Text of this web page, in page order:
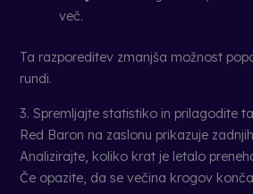
več.
Ta razporeditev zmanjša možnost
rundi.
3. Spremljajte statistiko in prilagodite
Red Baron na zaslonu prikazuje
Analizirajte, koliko krat je letalo
Če opazite, da se večina krogov